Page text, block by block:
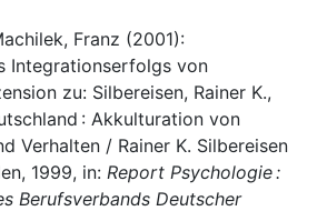
Franz (2001):
Integrationserfolgs von
zu: Silbereisen, Rainer K.,
: Akkulturation von
Verhalten / Rainer K. Silbereisen
1999, in: Report Psychologie :
Berufsverbands Deutscher